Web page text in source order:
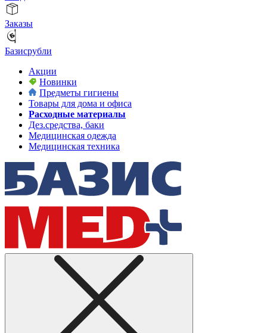
Заказы
Базисрубли
Акции
Новинки
Предметы гигиены
Товары для дома и офиса
Расходные материалы
Дез.средства, баки
Медицинская одежда
Медицинская техника